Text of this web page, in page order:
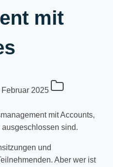
mit
Februar 2025
und
Aber wer ist